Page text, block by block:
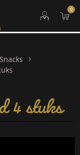
0
Snacks
stuks